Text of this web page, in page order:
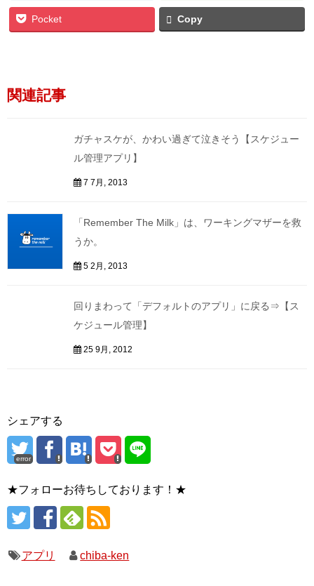
Pocket Copy
関連記事
ガチャスケが、かわい過ぎて泣きそう【スケジュー
ル管理アプリ】
7 7月, 2013
「Remember The Milk」は、ワーキングマザーを救
うか。
5 2月, 2013
回りまわって「デフォルトのアプリ」に戻る⇒【ス
ケジュール管理】
25 9月, 2012
シェアする
error
★フォローお待ちしております！★
アプリ chiba-ken